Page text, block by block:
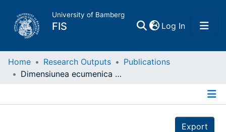
University of Bamberg
FIS Log In(current)
Home
Home Research Outputs
Publications
Dimensiunea ecumenica a teologie Parintelui Dumitru Staniloae = Die ökumenische Dimension der Theologie von Dumitru Staniloae
Export